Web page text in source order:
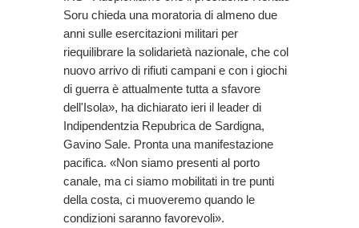
Soru chieda una moratoria di almeno due
anni sulle esercitazioni militari per
riequilibrare la solidarietà nazionale, che col
nuovo arrivo di rifiuti campani e con i giochi
di guerra è attualmente tutta a sfavore
dell'Isola», ha dichiarato ieri il leader di
Indipendentzia Repubrica de Sardigna,
Gavino Sale. Pronta una manifestazione
pacifica. «Non siamo presenti al porto
canale, ma ci siamo mobilitati in tre punti
della costa, ci muoveremo quando le
condizioni saranno favorevoli».